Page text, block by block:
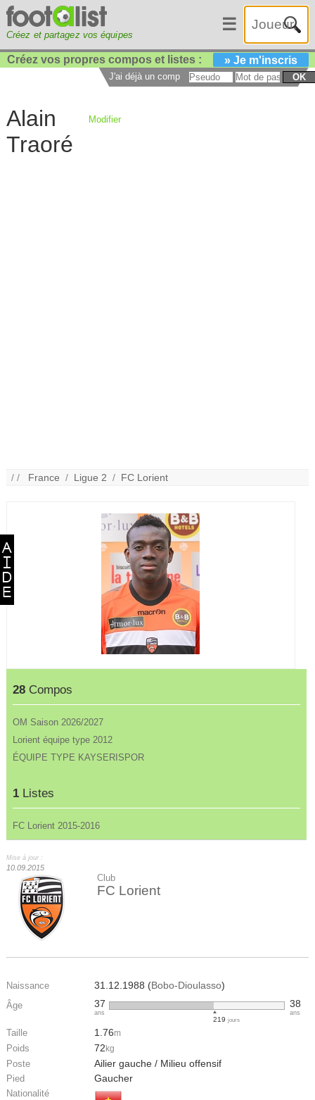
Créez et partagez vos équipes
☰
Créez vos propres compos et listes : » Je m'inscris
J'ai déjà un compte : OK
Alain
Traoré
Modifier
/ / France / Ligue 2 / FC Lorient
28 Compos
OM Saison 2026/2027
Lorient équipe type 2012
ÉQUIPE TYPE KAYSERISPOR
1 Listes
FC Lorient 2015-2016
Mise à jour :
10.09.2015
Club
FC Lorient
Naissance 31.12.1988 (Bobo-Dioulasso)
Âge 37
ans
219jours
38
ans
Taille 1.76m
Poids 72 kg
Poste Ailier gauche / Milieu offensif
Pied Gaucher
Nationalité